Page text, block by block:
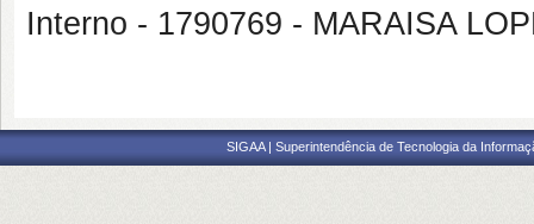
Interno - 1790769 - MARAISA
SIGAA | Superintendência de Tecnologia da